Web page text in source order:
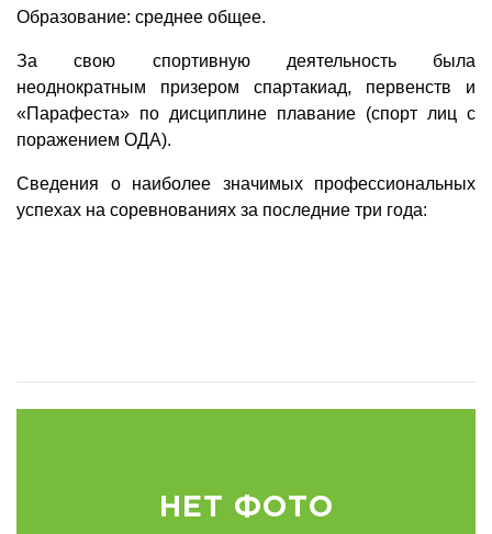
Образование: среднее общее.
За свою спортивную деятельность была
неоднократным призером спартакиад, первенств и
«Парафеста» по дисциплине плавание (спорт лиц с
поражением ОДА).
Сведения о наиболее значимых профессиональных
успехах на соревнованиях за последние три года:
НЕТ ФОТО